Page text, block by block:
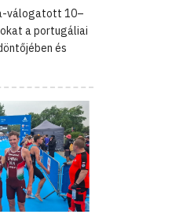
válogatott 10–
a portugáliai
és